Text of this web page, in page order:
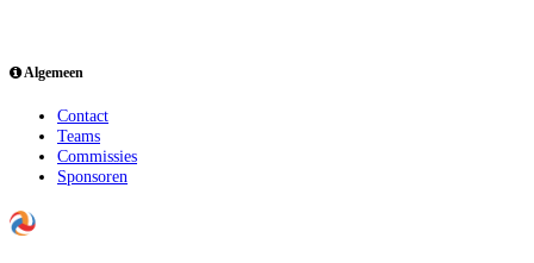
Algemeen
Contact
Teams
Commissies
Sponsoren